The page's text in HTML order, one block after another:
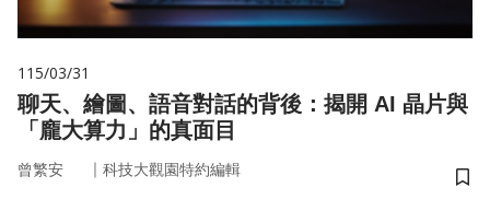
115/03/31
聊天、繪圖、語音對話的背後：揭開 AI 晶片與
「龐大算力」的真面目
曾繁安 ｜ 科技大觀園特約編輯
儲